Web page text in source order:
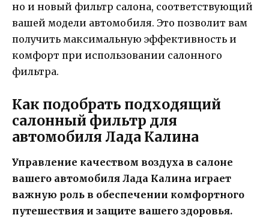
но и новый фильтр салона, соответствующий
вашей модели автомобиля. Это позволит вам
получить максимальную эффективность и
комфорт при использовании салонного
фильтра.
Как подобрать подходящий
салонный фильтр для
автомобиля Лада Калина
Управление качеством воздуха в салоне
вашего автомобиля Лада Калина играет
важную роль в обеспечении комфортного
путешествия и защите вашего здоровья.